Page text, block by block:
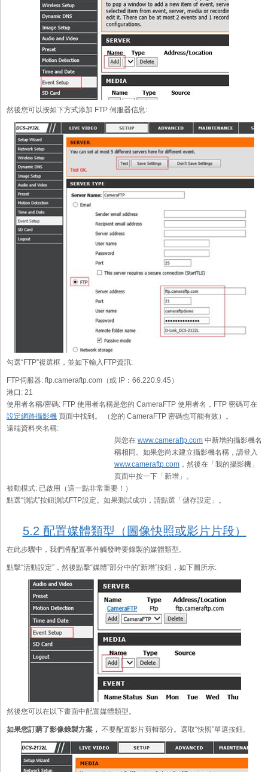
然後您可以按如下方式添加 FTP 伺服器信息:
勾選“FTP”複選框，並如下輸入FTP資訊:
FTP伺服器: ftp.cameraftp.com（或 IP：66.220.9.45）
港口: 21
使用者名稱/密碼: FTP 使用者名稱是您的 CameraFTP 使用者名，FTP 密碼可在
設定網路攝影機 頁面中找到。 （您的 CameraFTP 密碼也可能有效）。
遠端資料夾名稱:
與您在 www.cameraftp.com 中新增的攝影機名
稱相同。如果您尚未建立攝影機名稱，請登入
www.cameraftp.com ，然後在「我的攝影機」
頁面中按一下「新增」。
被動模式: 已啟用（這一點非常重要！）
點選“測試”按鈕測試FTP設定。如果測試成功，請點選「儲存設定」。
5.2 配置媒體類型（圖像快照或影片片段）
在此步驟中，我們將配置事件觸發時要錄製的媒體類型。
點擊“活動設定”，然後點擊“媒體”部分中的“新增”按鈕，如下圖所示:
然後您可以在以下畫面中配置媒體類型。
如果您訂購了影像錄製方案， 不要配置影片剪輯部分。選取“快照”單選按鈕。